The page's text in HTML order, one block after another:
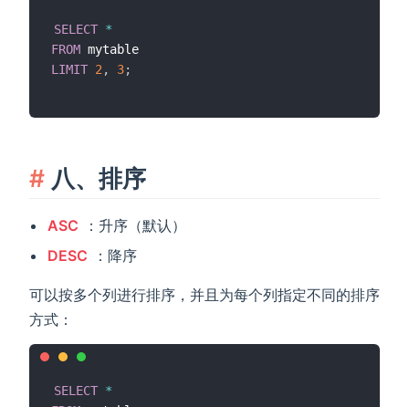
SELECT *
FROM
LIMIT 2 , 3;
八、排序
ASC
：升序（默认）
DESC
：降序
可以按多个列进行排序，并且为每个列指定不同的排序
方式：
SELECT *